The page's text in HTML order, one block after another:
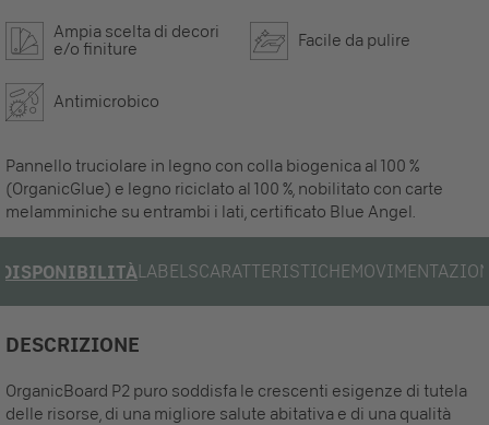
Ampia scelta di decori
e/o finiture
Facile da pulire
Antimicrobico
Pannello truciolare in legno con colla biogenica al 100 %
(OrganicGlue) e legno riciclato al 100 %, nobilitato con carte
melamminiche su entrambi i lati, certificato Blue Angel.
DISPONIBILITÀLABELSCARATTERISTICHE
DESCRIZIONE
OrganicBoard P2 puro soddisfa le crescenti esigenze di tutela
delle risorse, di una migliore salute abitativa e di una qualità